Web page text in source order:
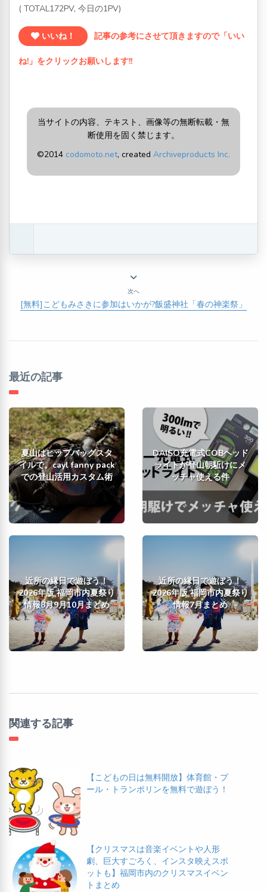
( TOTAL172PV, 今日の1PV)
いいね！ 記事の参考にさせて頂きますので「いい
ね!」をクリックお願いします!!
当サイトの内容、テキスト、画像等の無断転載・無
断使用を固く禁じます。
©2014 codomoto.net, created Archiveproducts Inc.
次へ
[無料]こどもみさきに参加はいかが?飯盛神社「春の神楽祭」
最近の記事
夏山はヒップバッグスタ
イルで。cayl fanny pack
での登山活用カスタム術
DAISO充電式COBヘッド
ライトが登山朝駈けにメ
ッチャ使える件
近所の縁日で遊ぼう！
2026年版 福岡市内夏祭り
情報8月9月10月まとめ
近所の縁日で遊ぼう！
2026年版 福岡市内夏祭り
情報7月まとめ
関連する記事
【こどもの日は無料開放】体育館・プ
ール・トランポリンを無料で遊ぼう！
【クリスマスは音楽イベントや人形
劇、巨大すごろく、インスタ映えスポ
ットも】福岡市内のクリスマスイベン
トまとめ